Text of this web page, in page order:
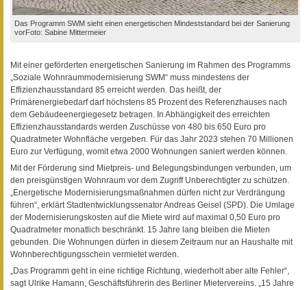
Das Programm SWM sieht einen energetischen Mindeststandard bei der Sanierung
vorFoto: Sabine Mittermeier
Mit einer geförderten energetischen Sanierung im Rahmen des Programms
„Soziale Wohnraummodernisierung SWM“ muss mindestens der
Effizienzhausstandard 85 erreicht werden. Das heißt, der
Primärenergiebedarf darf höchstens 85 Prozent des Referenzhauses nach
dem Gebäudeenergiegesetz betragen. In Abhängigkeit des erreichten
Effizienzhausstandards werden Zuschüsse von 480 bis 650 Euro pro
Quadratmeter Wohnfläche vergeben. Für das Jahr 2023 stehen 70 Millionen
Euro zur Verfügung, womit etwa 2000 Wohnungen saniert werden können.
Mit der Förderung sind Mietpreis- und Belegungsbindungen verbunden, um
den preisgünstigen Wohnraum vor dem Zugriff Unberechtigter zu schützen.
„Energetische Modernisierungsmaßnahmen dürfen nicht zur Verdrängung
führen“, erklärt Stadtentwicklungssenator Andreas Geisel (SPD). Die Umlage
der Modernisierungskosten auf die Miete wird auf maximal 0,50 Euro pro
Quadratmeter monatlich beschränkt. 15 Jahre lang bleiben die Mieten
gebunden. Die Wohnungen dürfen in diesem Zeitraum nur an Haushalte mit
Wohnberechtigungsschein vermietet werden.
„Das Programm geht in eine richtige Richtung, wiederholt aber alte Fehler“,
sagt Ulrike Hamann, Geschäftsführerin des Berliner Mietervereins. „15 Jahre